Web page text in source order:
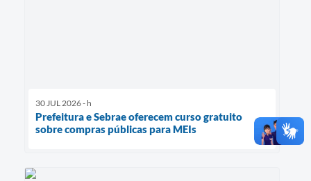
30 JUL 2026 - h
Prefeitura e Sebrae oferecem curso gratuito
sobre compras públicas para MEIs